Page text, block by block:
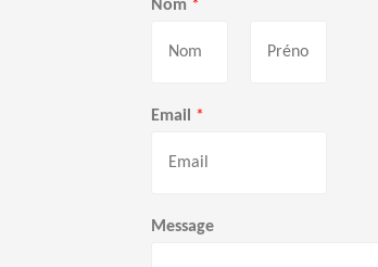
Nom *
r
é
Email *
Message